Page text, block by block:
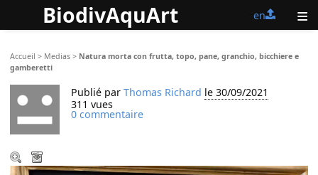
BiodivAquArt en ≡
Accueil > Medias > Natura morta con frutta, topo, pane, granchio, bicchiere e
gamberetti
Publié parThomas Richard le 30/09/2021
311 vues
0 commentaire